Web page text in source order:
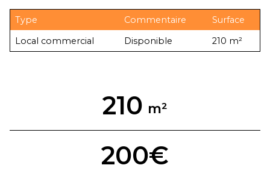
210
200€
Type Commentaire
Surface
Local commercial
Disponible 210 m²